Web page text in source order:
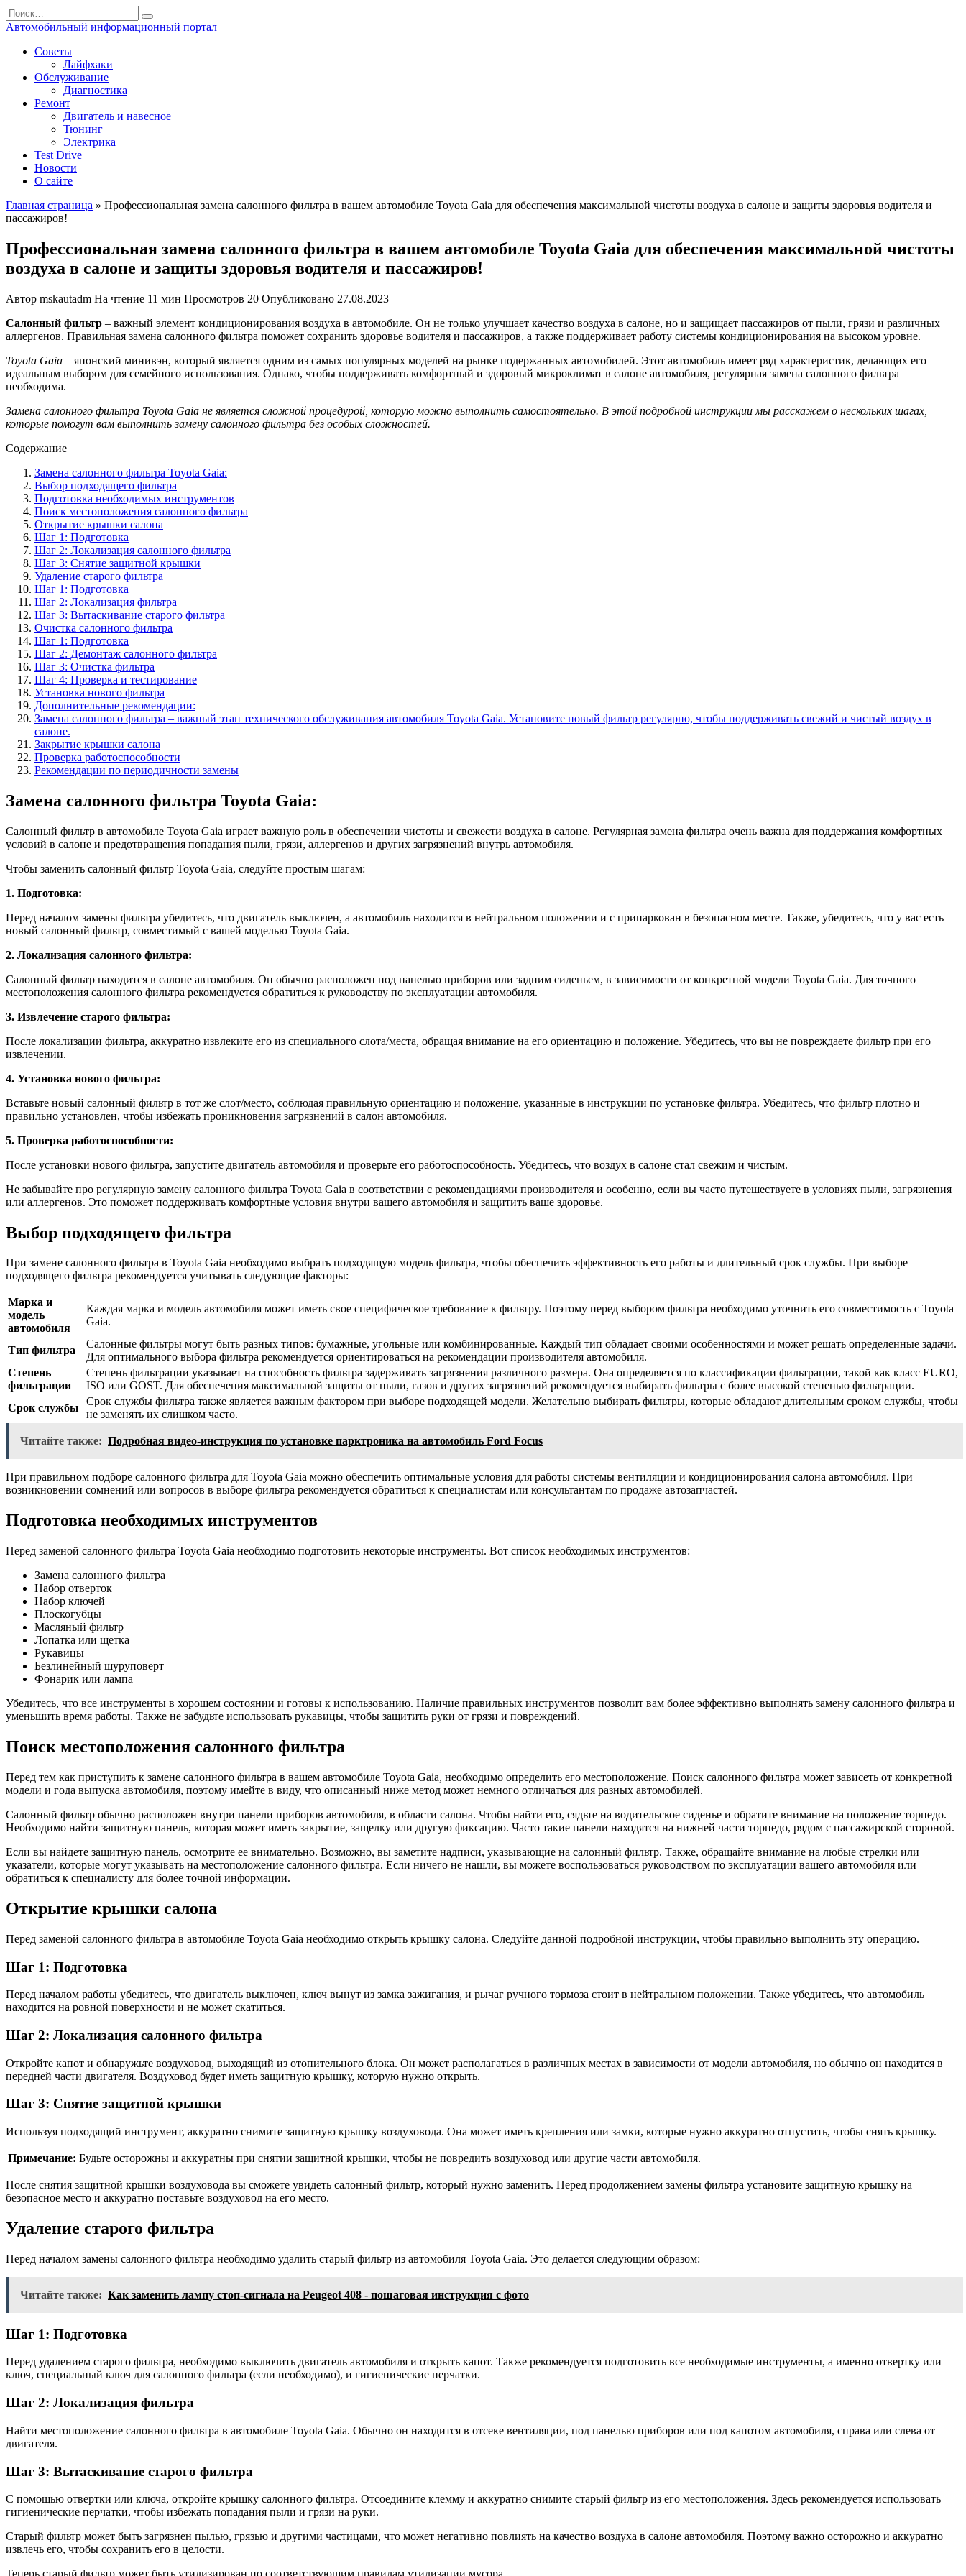
Перейти
к
Search
for:
Автомобильный информационный портал
Советы
Лайфхаки
Обслуживание
Диагностика
Ремонт
Двигатель и навесное
Тюнинг
Электрика
Test Drive
Новости
О сайте
Главная страница » Профессиональная замена салонного фильтра в вашем автомобиле Toyota Gaia для обеспечения максимальной чистоты воздуха в салоне и защиты здоровья водителя и
пассажиров!
Профессиональная замена салонного фильтра в вашем автомобиле Toyota Gaia для обеспечения максимальной чистоты
воздуха в салоне и защиты здоровья водителя и пассажиров!
Автор mskautadm На чтение 11 мин Просмотров 20 Опубликовано 27.08.2023
Салонный фильтр – важный элемент кондиционирования воздуха в автомобиле. Он не только улучшает качество воздуха в салоне, но и защищает пассажиров от пыли, грязи и различных
аллергенов. Правильная замена салонного фильтра поможет сохранить здоровье водителя и пассажиров, а также поддерживает работу системы кондиционирования на высоком уровне.
Toyota Gaia – японский минивэн, который является одним из самых популярных моделей на рынке подержанных автомобилей. Этот автомобиль имеет ряд характеристик, делающих его
идеальным выбором для семейного использования. Однако, чтобы поддерживать комфортный и здоровый микроклимат в салоне автомобиля, регулярная замена салонного фильтра
необходима.
Замена салонного фильтра Toyota Gaia не является сложной процедурой, которую можно выполнить самостоятельно. В этой подробной инструкции мы расскажем о нескольких шагах,
которые помогут вам выполнить замену салонного фильтра без особых сложностей.
Содержание
Замена салонного фильтра Toyota Gaia:
Выбор подходящего фильтра
Подготовка необходимых инструментов
Поиск местоположения салонного фильтра
Открытие крышки салона
Шаг 1: Подготовка
Шаг 2: Локализация салонного фильтра
Шаг 3: Снятие защитной крышки
Удаление старого фильтра
Шаг 1: Подготовка
Шаг 2: Локализация фильтра
Шаг 3: Вытаскивание старого фильтра
Очистка салонного фильтра
Шаг 1: Подготовка
Шаг 2: Демонтаж салонного фильтра
Шаг 3: Очистка фильтра
Шаг 4: Проверка и тестирование
Установка нового фильтра
Дополнительные рекомендации:
Замена салонного фильтра – важный этап технического обслуживания автомобиля Toyota Gaia. Установите новый фильтр регулярно, чтобы поддерживать свежий и чистый воздух в
салоне.
Закрытие крышки салона
Проверка работоспособности
Рекомендации по периодичности замены
Замена салонного фильтра Toyota Gaia:
Салонный фильтр в автомобиле Toyota Gaia играет важную роль в обеспечении чистоты и свежести воздуха в салоне. Регулярная замена фильтра очень важна для поддержания комфортных
условий в салоне и предотвращения попадания пыли, грязи, аллергенов и других загрязнений внутрь автомобиля.
Чтобы заменить салонный фильтр Toyota Gaia, следуйте простым шагам:
1. Подготовка:
Перед началом замены фильтра убедитесь, что двигатель выключен, а автомобиль находится в нейтральном положении и с припаркован в безопасном месте. Также, убедитесь, что у вас есть
новый салонный фильтр, совместимый с вашей моделью Toyota Gaia.
2. Локализация салонного фильтра:
Салонный фильтр находится в салоне автомобиля. Он обычно расположен под панелью приборов или задним сиденьем, в зависимости от конкретной модели Toyota Gaia. Для точного
местоположения салонного фильтра рекомендуется обратиться к руководству по эксплуатации автомобиля.
3. Извлечение старого фильтра:
После локализации фильтра, аккуратно извлеките его из специального слота/места, обращая внимание на его ориентацию и положение. Убедитесь, что вы не повреждаете фильтр при его
извлечении.
4. Установка нового фильтра:
Вставьте новый салонный фильтр в тот же слот/место, соблюдая правильную ориентацию и положение, указанные в инструкции по установке фильтра. Убедитесь, что фильтр плотно и
правильно установлен, чтобы избежать проникновения загрязнений в салон автомобиля.
5. Проверка работоспособности:
После установки нового фильтра, запустите двигатель автомобиля и проверьте его работоспособность. Убедитесь, что воздух в салоне стал свежим и чистым.
Не забывайте про регулярную замену салонного фильтра Toyota Gaia в соответствии с рекомендациями производителя и особенно, если вы часто путешествуете в условиях пыли, загрязнения
или аллергенов. Это поможет поддерживать комфортные условия внутри вашего автомобиля и защитить ваше здоровье.
Выбор подходящего фильтра
При замене салонного фильтра в Toyota Gaia необходимо выбрать подходящую модель фильтра, чтобы обеспечить эффективность его работы и длительный срок службы. При выборе
подходящего фильтра рекомендуется учитывать следующие факторы:
Марка и
модель
автомобиля
Каждая марка и модель автомобиля может иметь свое специфическое требование к фильтру. Поэтому перед выбором фильтра необходимо уточнить его совместимость с Toyota
Gaia.
Тип фильтра
Салонные фильтры могут быть разных типов: бумажные, угольные или комбинированные. Каждый тип обладает своими особенностями и может решать определенные задачи.
Для оптимального выбора фильтра рекомендуется ориентироваться на рекомендации производителя автомобиля.
Степень
фильтрации
Степень фильтрации указывает на способность фильтра задерживать загрязнения различного размера. Она определяется по классификации фильтрации, такой как класс ЕURO,
ISO или GOST. Для обеспечения максимальной защиты от пыли, газов и других загрязнений рекомендуется выбирать фильтры с более высокой степенью фильтрации.
Срок службы
Срок службы фильтра также является важным фактором при выборе подходящей модели. Желательно выбирать фильтры, которые обладают длительным сроком службы, чтобы
не заменять их слишком часто.
Читайте также: Подробная видео-инструкция по установке парктроника на автомобиль Ford Focus
При правильном подборе салонного фильтра для Toyota Gaia можно обеспечить оптимальные условия для работы системы вентиляции и кондиционирования салона автомобиля. При
возникновении сомнений или вопросов в выборе фильтра рекомендуется обратиться к специалистам или консультантам по продаже автозапчастей.
Подготовка необходимых инструментов
Перед заменой салонного фильтра Toyota Gaia необходимо подготовить некоторые инструменты. Вот список необходимых инструментов:
Замена салонного фильтра
Набор отверток
Набор ключей
Плоскогубцы
Масляный фильтр
Лопатка или щетка
Рукавицы
Безлинейный шуруповерт
Фонарик или лампа
Убедитесь, что все инструменты в хорошем состоянии и готовы к использованию. Наличие правильных инструментов позволит вам более эффективно выполнять замену салонного фильтра и
уменьшить время работы. Также не забудьте использовать рукавицы, чтобы защитить руки от грязи и повреждений.
Поиск местоположения салонного фильтра
Перед тем как приступить к замене салонного фильтра в вашем автомобиле Toyota Gaia, необходимо определить его местоположение. Поиск салонного фильтра может зависеть от конкретной
модели и года выпуска автомобиля, поэтому имейте в виду, что описанный ниже метод может немного отличаться для разных автомобилей.
Салонный фильтр обычно расположен внутри панели приборов автомобиля, в области салона. Чтобы найти его, сядьте на водительское сиденье и обратите внимание на положение торпедо.
Необходимо найти защитную панель, которая может иметь закрытие, защелку или другую фиксацию. Часто такие панели находятся на нижней части торпедо, рядом с пассажирской стороной.
Если вы найдете защитную панель, осмотрите ее внимательно. Возможно, вы заметите надписи, указывающие на салонный фильтр. Также, обращайте внимание на любые стрелки или
указатели, которые могут указывать на местоположение салонного фильтра. Если ничего не нашли, вы можете воспользоваться руководством по эксплуатации вашего автомобиля или
обратиться к специалисту для более точной информации.
Открытие крышки салона
Перед заменой салонного фильтра в автомобиле Toyota Gaia необходимо открыть крышку салона. Следуйте данной подробной инструкции, чтобы правильно выполнить эту операцию.
Шаг 1: Подготовка
Перед началом работы убедитесь, что двигатель выключен, ключ вынут из замка зажигания, и рычаг ручного тормоза стоит в нейтральном положении. Также убедитесь, что автомобиль
находится на ровной поверхности и не может скатиться.
Шаг 2: Локализация салонного фильтра
Откройте капот и обнаружьте воздуховод, выходящий из отопительного блока. Он может располагаться в различных местах в зависимости от модели автомобиля, но обычно он находится в
передней части двигателя. Воздуховод будет иметь защитную крышку, которую нужно открыть.
Шаг 3: Снятие защитной крышки
Используя подходящий инструмент, аккуратно снимите защитную крышку воздуховода. Она может иметь крепления или замки, которые нужно аккуратно отпустить, чтобы снять крышку.
Примечание: Будьте осторожны и аккуратны при снятии защитной крышки, чтобы не повредить воздуховод или другие части автомобиля.
После снятия защитной крышки воздуховода вы сможете увидеть салонный фильтр, который нужно заменить. Перед продолжением замены фильтра установите защитную крышку на
безопасное место и аккуратно поставьте воздуховод на его место.
Удаление старого фильтра
Перед началом замены салонного фильтра необходимо удалить старый фильтр из автомобиля Toyota Gaia. Это делается следующим образом:
Читайте также: Как заменить лампу стоп-сигнала на Peugeot 408 - пошаговая инструкция с фото
Шаг 1: Подготовка
Перед удалением старого фильтра, необходимо выключить двигатель автомобиля и открыть капот. Также рекомендуется подготовить все необходимые инструменты, а именно отвертку или
ключ, специальный ключ для салонного фильтра (если необходимо), и гигиенические перчатки.
Шаг 2: Локализация фильтра
Найти местоположение салонного фильтра в автомобиле Toyota Gaia. Обычно он находится в отсеке вентиляции, под панелью приборов или под капотом автомобиля, справа или слева от
двигателя.
Шаг 3: Вытаскивание старого фильтра
С помощью отвертки или ключа, откройте крышку салонного фильтра. Отсоедините клемму и аккуратно снимите старый фильтр из его местоположения. Здесь рекомендуется использовать
гигиенические перчатки, чтобы избежать попадания пыли и грязи на руки.
Старый фильтр может быть загрязнен пылью, грязью и другими частицами, что может негативно повлиять на качество воздуха в салоне автомобиля. Поэтому важно осторожно и аккуратно
извлечь его, чтобы сохранить его в целости.